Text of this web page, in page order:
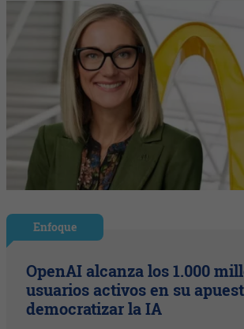
Enfoque
OpenAI alcanza los 1.000
usuarios activos en su
democratizar la IA